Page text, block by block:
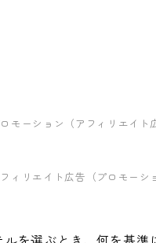
モーション（アフィリエイト
ィリエイト広告（プロモーシ